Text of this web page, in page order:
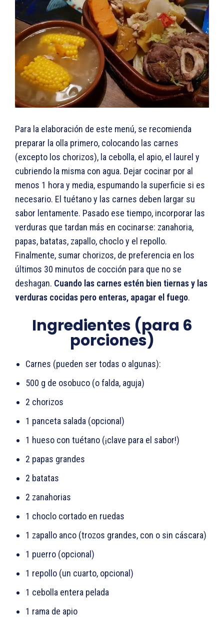
Para la elaboración de este menú, se recomienda
preparar la olla primero, colocando las carnes
(excepto los chorizos), la cebolla, el apio, el laurel y
cubriendo la misma con agua. Dejar cocinar por al
menos 1 hora y media, espumando la superficie si es
necesario. El tuétano y las carnes deben largar su
sabor lentamente. Pasado ese tiempo, incorporar las
verduras que tardan más en cocinarse: zanahoria,
papas, batatas, zapallo, choclo y el repollo.
Finalmente, sumar chorizos, de preferencia en los
últimos 30 minutos de cocción para que no se
deshagan. Cuando las carnes estén bien tiernas y las
verduras cocidas pero enteras, apagar el fuego.
Ingredientes (para 6
porciones)
Carnes (pueden ser todas o algunas):
500 g de osobuco (o falda, aguja)
2 chorizos
1 panceta salada (opcional)
1 hueso con tuétano (¡clave para el sabor!)
2 papas grandes
2 batatas
2 zanahorias
1 choclo cortado en ruedas
1 zapallo anco (trozos grandes, con o sin cáscara)
1 puerro (opcional)
1 repollo (un cuarto, opcional)
1 cebolla entera pelada
1 rama de apio